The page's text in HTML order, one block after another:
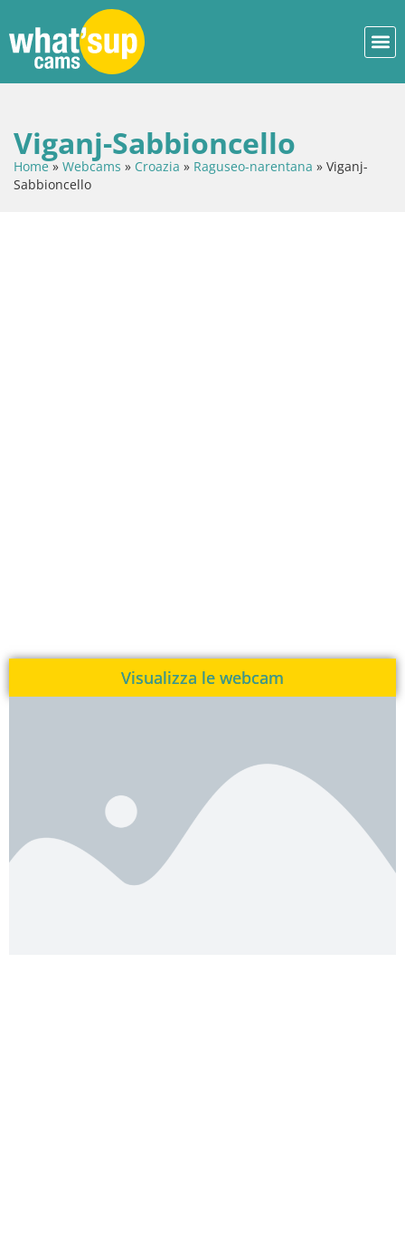
Viganj-Sabbioncello
Home» Webcams » Croazia » Raguseo-narentana » Viganj-
Sabbioncello
Visualizza le webcam